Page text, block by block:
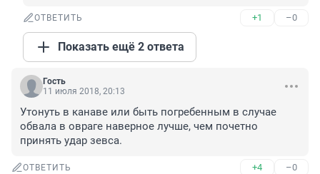
ОТВЕТИТЬ +1 –0
Показать ещё 2 ответа
Гость
11 июля 2018, 20:13
Утонуть в канаве или быть погребенным в случае
обвала в овраге наверное лучше, чем почетно
принять удар зевса.
ОТВЕТИТЬ +4 –0